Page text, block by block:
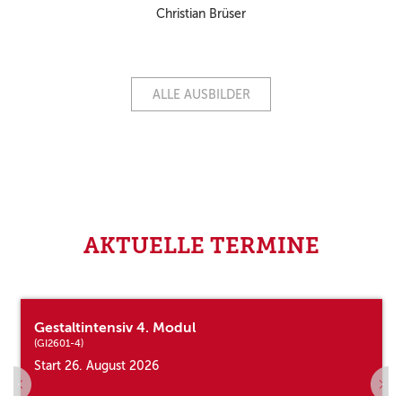
Christian Brüser
ALLE AUSBILDER
AKTUELLE TERMINE
Gestaltintensiv 4. Modul
(GI2601-4)
Start 26. August 2026